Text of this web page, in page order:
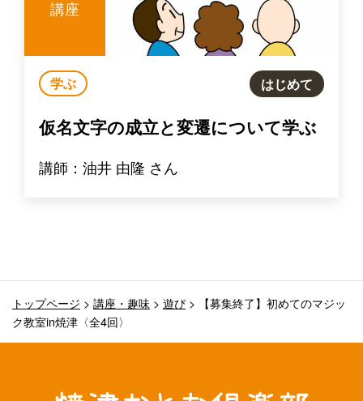
講座
学ぶ はじめて
仮名文字の成立と変遷について学ぶ
講師：油井 由隆 さん
トップページ > 講座・趣味 > 遊び >
【募集終了】初めてのマジッ
ク教室in焼津〈全4回〉